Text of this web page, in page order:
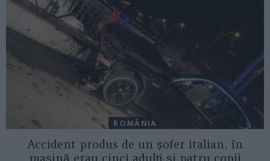
ROMÂNIA
Accident produs de un șofer italian, în